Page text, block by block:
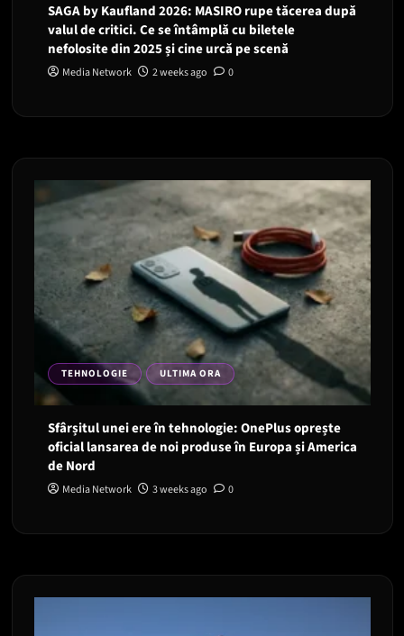
SAGA by Kaufland 2026: MASIRO rupe tăcerea după
valul de critici. Ce se întâmplă cu biletele
nefolosite din 2025 și cine urcă pe scenă
Media Network 2 weeks ago 0
TEHNOLOGIE ULTIMA ORA
Sfârșitul unei ere în tehnologie: OnePlus oprește
oficial lansarea de noi produse în Europa și America
de Nord
Media Network 3 weeks ago 0